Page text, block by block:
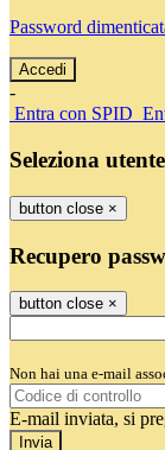
Password
-
Entra con SPID
Seleziona utente
button close ×
Recupero
button close ×
Non hai una e-mail
E-mail inviata, si